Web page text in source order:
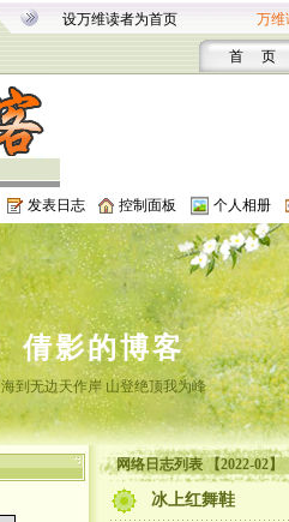
设万维读者为首页 万维
首 页
发表日志 控制面板 个人相册
倩影的博客
海到无边天作岸 山登绝顶我为峰
网络日志列表 【2022-02】
冰上红舞鞋